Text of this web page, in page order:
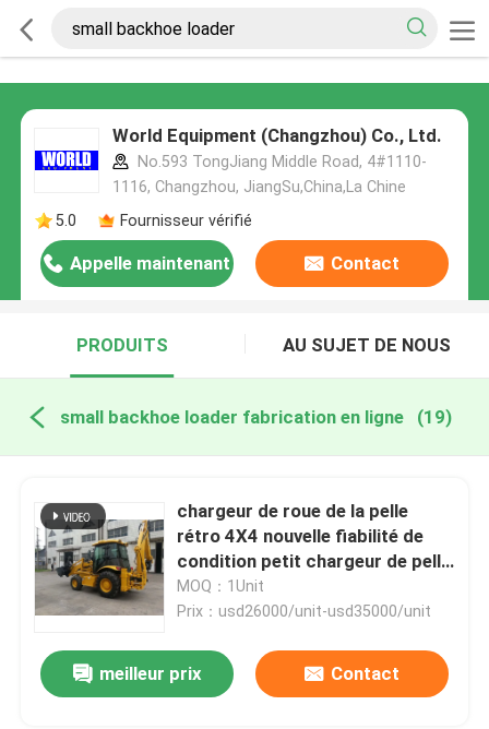
World Equipment (Changzhou) Co., Ltd.
No.593 TongJiang Middle Road, 4#1110-
1116, Changzhou, JiangSu,China,La Chine
5.0
Fournisseur vérifié
Appelle maintenant Contact
PRODUITS AU SUJET DE NOUS
small backhoe loader fabrication en ligne (19)
chargeur de roue de la pelle
rétro 4X4 nouvelle fiabilité de
condition petit chargeur de pelle
rétro
MOQ：1Unit
Prix：usd26000/unit-usd35000/unit
meilleur prix Contact